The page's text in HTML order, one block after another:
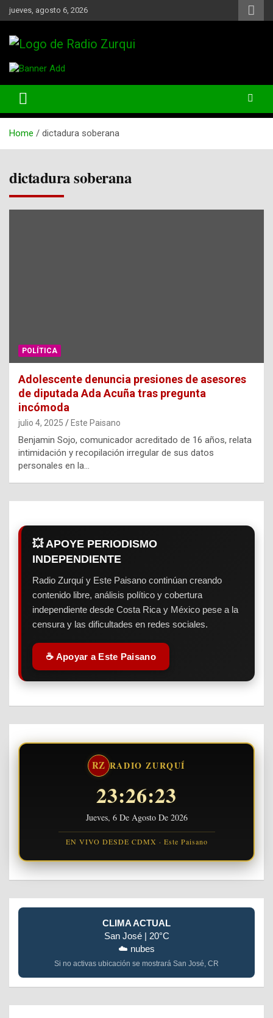
Skip
to
jueves, agosto 6, 2026
Radio Zurqui
Home dictadura soberana
dictadura soberana
POLÍTICA
Adolescente denuncia presiones de asesores
de diputada Ada Acuña tras pregunta
incómoda
julio 4, 2025 Este Paisano
Benjamin Sojo, comunicador acreditado de 16 años, relata
intimidación y recopilación irregular de sus datos
personales en la…
💥 APOYE PERIODISMO
INDEPENDIENTE
Radio Zurquí y Este Paisano continúan creando
contenido libre, análisis político y cobertura
independiente desde Costa Rica y México pese a la
censura y las dificultades en redes sociales.
☕ Apoyar a Este Paisano
RZ RADIO ZURQUÍ
23:26:24
Jueves, 6 De Agosto De 2026
EN VIVO DESDE CDMX · Este Paisano
CLIMA ACTUAL
San José | 20°C
☁️ nubes
Si no activas ubicación se mostrará San José, CR